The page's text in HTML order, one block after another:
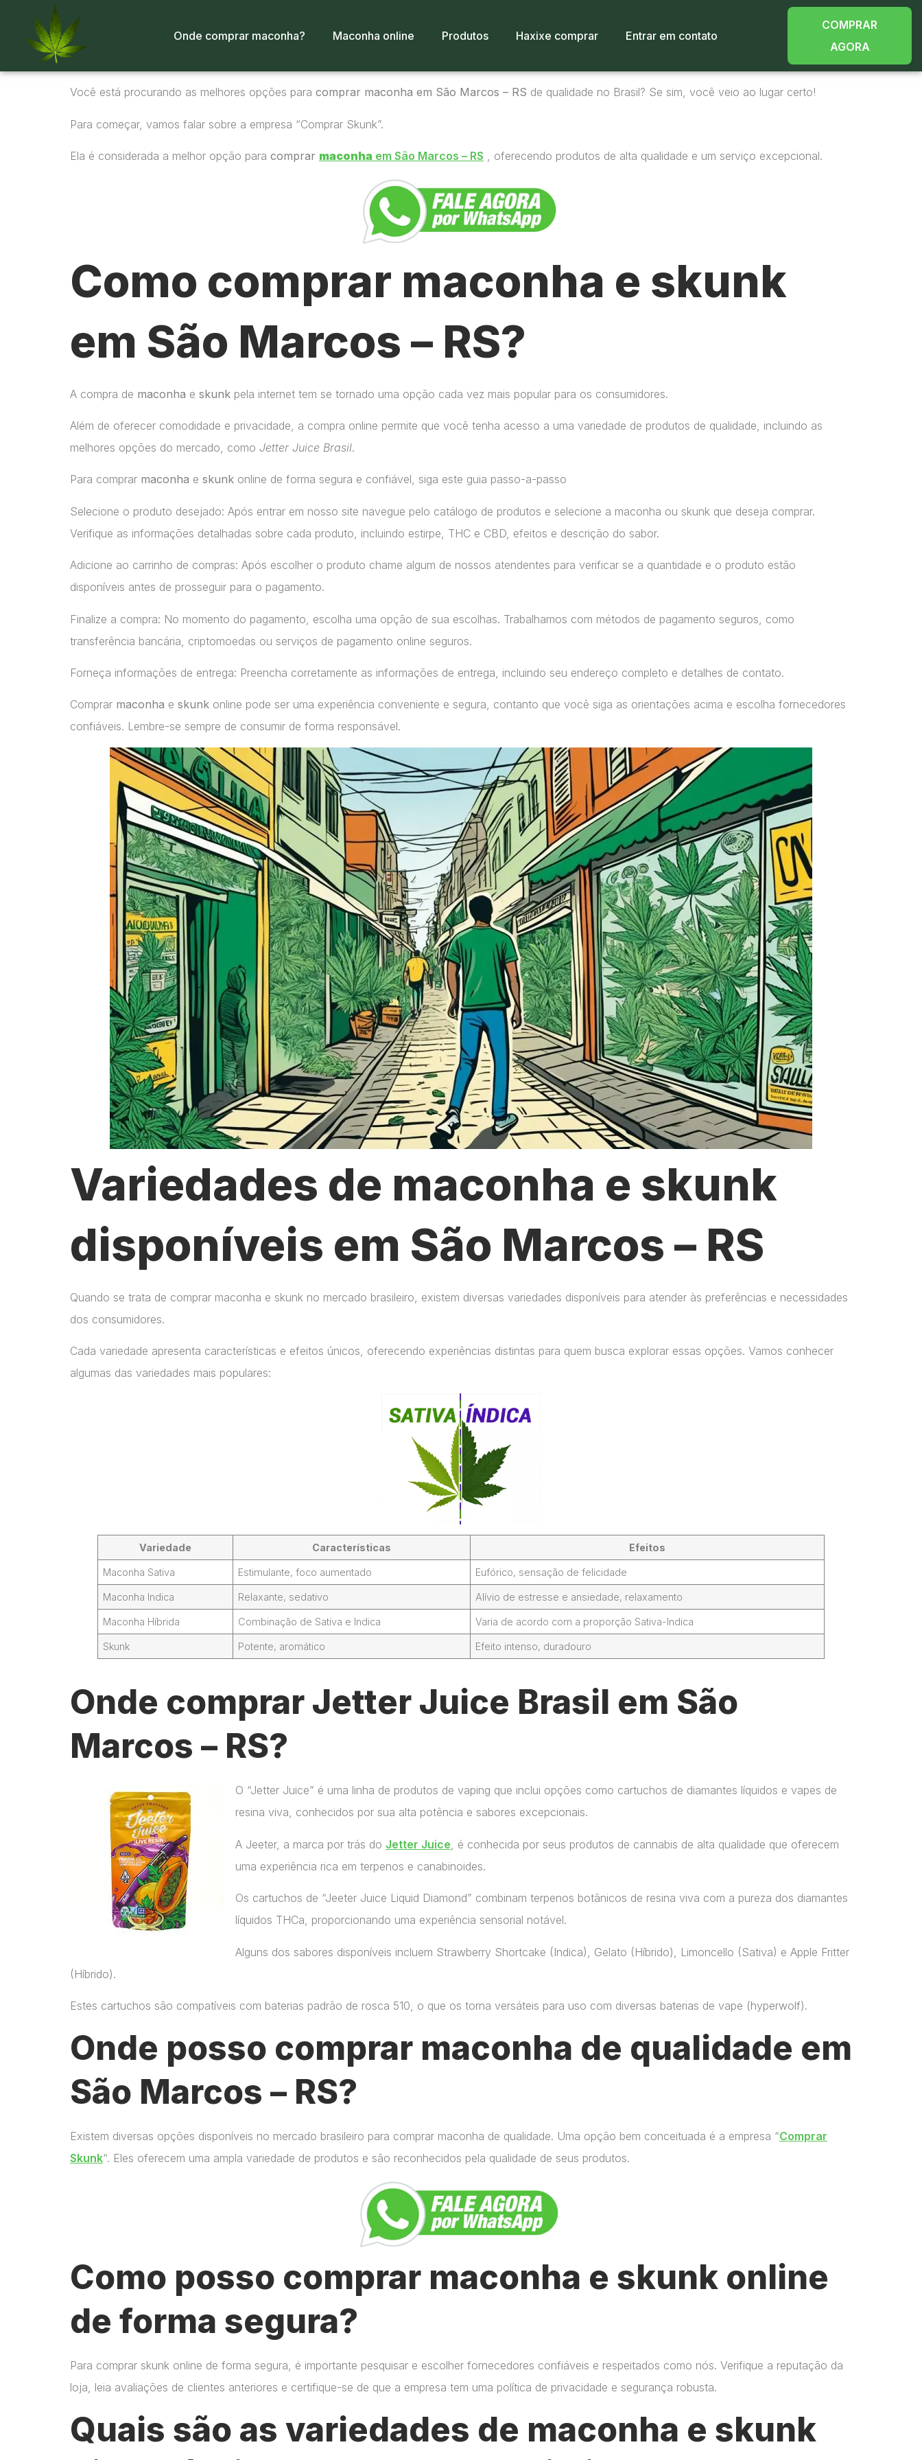
Onde comprar maconha? Maconha online Produtos Haxixe comprar Entrar em contato
COMPRAR
AGORA
Você está procurando as melhores opções para comprar maconha em São Marcos – RS de qualidade no Brasil? Se sim, você veio ao lugar certo!
Para começar, vamos falar sobre a empresa “Comprar Skunk”.
Ela é considerada a melhor opção para comprar maconha em São Marcos – RS , oferecendo produtos de alta qualidade e um serviço excepcional.
Como comprar maconha e skunk
em São Marcos – RS?
A compra de maconha e skunk pela internet tem se tornado uma opção cada vez mais popular para os consumidores.
Além de oferecer comodidade e privacidade, a compra online permite que você tenha acesso a uma variedade de produtos de qualidade, incluindo as
melhores opções do mercado, como Jetter Juice Brasil.
Para comprar maconha e skunk online de forma segura e confiável, siga este guia passo-a-passo
Selecione o produto desejado: Após entrar em nosso site navegue pelo catálogo de produtos e selecione a maconha ou skunk que deseja comprar.
Verifique as informações detalhadas sobre cada produto, incluindo estirpe, THC e CBD, efeitos e descrição do sabor.
Adicione ao carrinho de compras: Após escolher o produto chame algum de nossos atendentes para verificar se a quantidade e o produto estão
disponíveis antes de prosseguir para o pagamento.
Finalize a compra: No momento do pagamento, escolha uma opção de sua escolhas. Trabalhamos com métodos de pagamento seguros, como
transferência bancária, criptomoedas ou serviços de pagamento online seguros.
Forneça informações de entrega: Preencha corretamente as informações de entrega, incluindo seu endereço completo e detalhes de contato.
Comprar maconha e skunk online pode ser uma experiência conveniente e segura, contanto que você siga as orientações acima e escolha fornecedores
confiáveis. Lembre-se sempre de consumir de forma responsável.
Variedades de maconha e skunk
disponíveis em São Marcos – RS
Quando se trata de comprar maconha e skunk no mercado brasileiro, existem diversas variedades disponíveis para atender às preferências e necessidades
dos consumidores.
Cada variedade apresenta características e efeitos únicos, oferecendo experiências distintas para quem busca explorar essas opções. Vamos conhecer
algumas das variedades mais populares:
Variedade Características Efeitos
Maconha Sativa Estimulante, foco aumentado Eufórico, sensação de felicidade
Maconha Indica Relaxante, sedativo Alívio de estresse e ansiedade, relaxamento
Maconha Híbrida Combinação de Sativa e Indica Varia de acordo com a proporção Sativa-Indica
Skunk Potente, aromático Efeito intenso, duradouro
Onde comprar Jetter Juice Brasil em São
Marcos – RS?
O “Jetter Juice” é uma linha de produtos de vaping que inclui opções como cartuchos de diamantes líquidos e vapes de
resina viva, conhecidos por sua alta potência e sabores excepcionais.
A Jeeter, a marca por trás do Jetter Juice , é conhecida por seus produtos de cannabis de alta qualidade que oferecem
uma experiência rica em terpenos e canabinoides.
Os cartuchos de “Jeeter Juice Liquid Diamond” combinam terpenos botânicos de resina viva com a pureza dos diamantes
líquidos THCa, proporcionando uma experiência sensorial notável.
Alguns dos sabores disponíveis incluem Strawberry Shortcake (Indica), Gelato (Híbrido), Limoncello (Sativa) e Apple Fritter
(Híbrido).
Estes cartuchos são compatíveis com baterias padrão de rosca 510, o que os torna versáteis para uso com diversas baterias de vape​ (hyperwolf)​.
Onde posso comprar maconha de qualidade em
São Marcos – RS?
Existem diversas opções disponíveis no mercado brasileiro para comprar maconha de qualidade. Uma opção bem conceituada é a empresa “Comprar
Skunk“. Eles oferecem uma ampla variedade de produtos e são reconhecidos pela qualidade de seus produtos.
Como posso comprar maconha e skunk online
de forma segura?
Para comprar skunk online de forma segura, é importante pesquisar e escolher fornecedores confiáveis e respeitados como nós. Verifique a reputação da
loja, leia avaliações de clientes anteriores e certifique-se de que a empresa tem uma política de privacidade e segurança robusta.
Quais são as variedades de maconha e skunk